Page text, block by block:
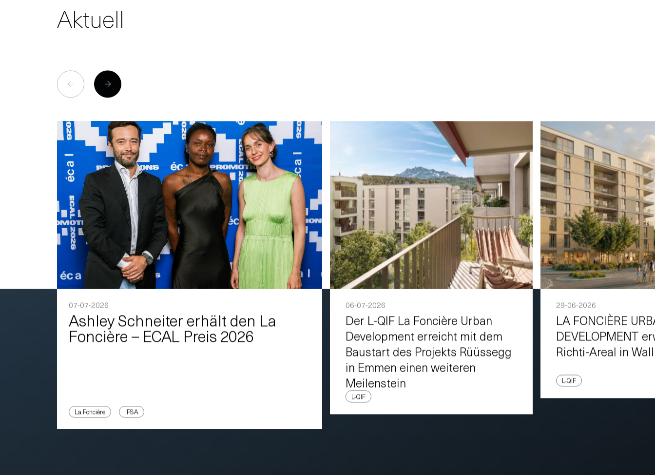
Aktuell
07-07-2026
Ashley Schneiter erhält den La
Foncière – ECAL Preis 2026
La Foncière IFSA
06-07-2026
Der L-QIF La Foncière Urban
Development erreicht mit dem
Baustart des Projekts Rüüssegg
in Emmen einen weiteren
Meilenstein
L-QIF
29-06-2026
LA FONCIÈRE
DEVELOPMENT
Richti-Areal in
L-QIF